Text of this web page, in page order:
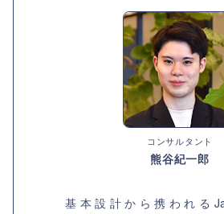
コンサルタント
熊谷紀一郎
基本設計から携われる